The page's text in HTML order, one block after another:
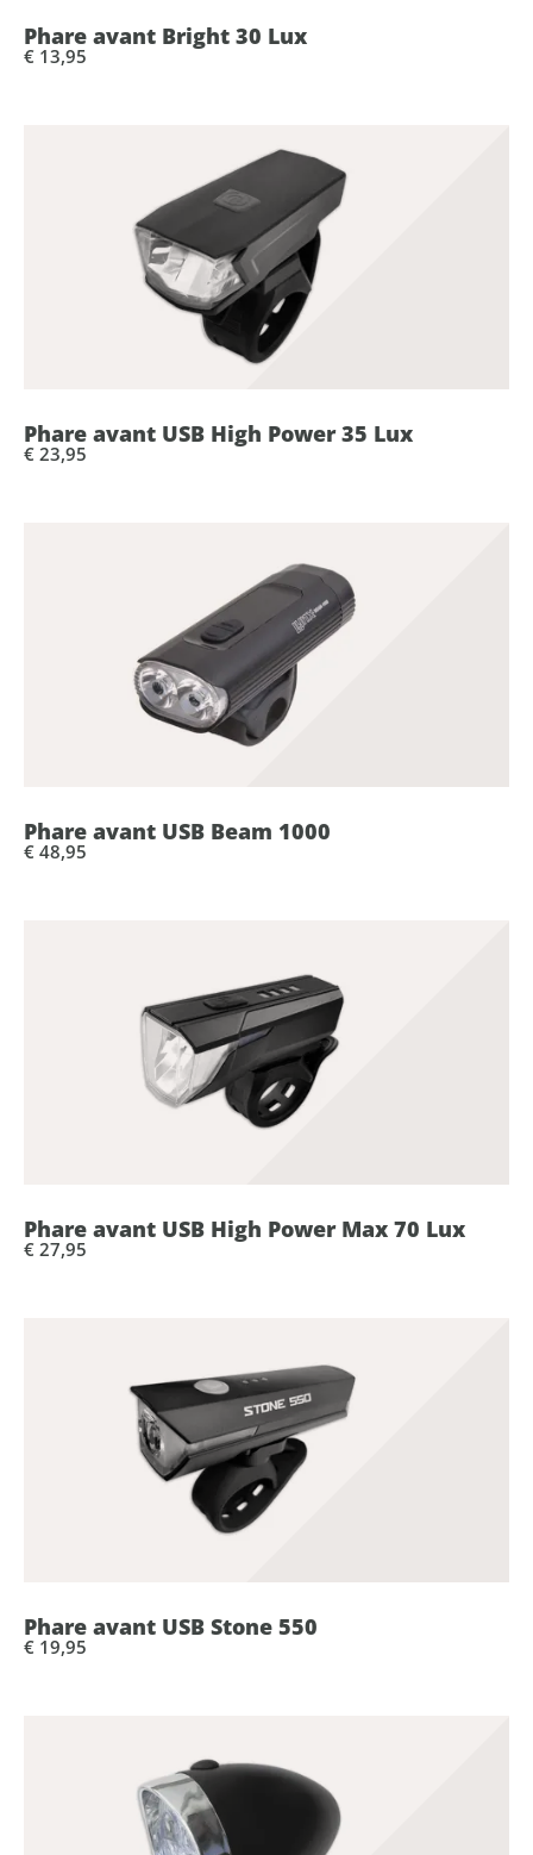
Phare avant Bright 30 Lux
€ 13,95
Phare avant USB High Power 35 Lux
€ 23,95
Phare avant USB Beam 1000
€ 48,95
Phare avant USB High Power Max 70 Lux
€ 27,95
Phare avant USB Stone 550
€ 19,95